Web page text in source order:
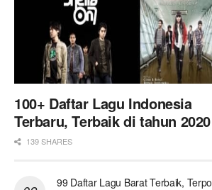
100+ Daftar Lagu Indonesia
Terbaru, Terbaik di tahun 2020
139 SHARES
99 Daftar Lagu Barat Terbaik,